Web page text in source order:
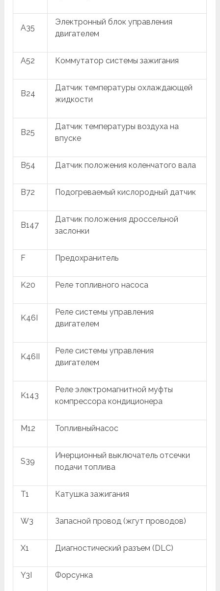
A35
Электронный блок управления
двигателем
A52 Коммутатор системы зажигания
B24
Датчик температуры охлаждающей
жидкости
B25
Датчик температуры воздуха на
впуске
B54 Датчик положения коленчатого вала
B72 Подогреваемый кислородный датчик
B147
Датчик положения дроссельной
заслонки
F Предохранитель
K20 Реле топливного насоса
K46I
Реле системы управления
двигателем
K46II
Реле системы управления
двигателем
K143
Реле электромагнитной муфты
компрессора кондиционера
M12 Топливныйнасос
S39
Инерционный выключатель отсечки
подачи топлива
T1 Катушка зажигания
W3 Запасной провод (жгут проводов)
X1 Диагностический разъем (DLC)
Y3I Форсунка